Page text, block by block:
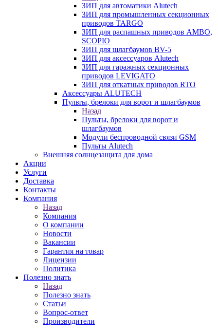
ЗИП для автоматики Alutech
ЗИП для промышленных секционных
приводов TARGO
ЗИП для распашных приводов AMBO,
SCOPIO
ЗИП для шлагбаумов BV-5
ЗИП для аксессуаров Alutech
ЗИП для гаражных секционных
приводов LEVIGATO
ЗИП для откатных приводов RTO
Аксессуары ALUTECH
Пульты, брелоки для ворот и шлагбаумов
Назад
Пульты, брелоки для ворот и
шлагбаумов
Модули беспроводной связи GSM
Пульты Alutech
Внешняя солнцезащита для дома
Акции
Услуги
Доставка
Контакты
Компания
Назад
Компания
О компании
Новости
Вакансии
Гарантия на товар
Лицензии
Политика
Полезно знать
Назад
Полезно знать
Статьи
Вопрос-ответ
Производители